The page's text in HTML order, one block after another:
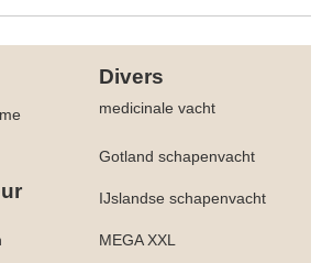
Divers
medicinale vacht
Gotland schapenvacht
IJslandse schapenvacht
MEGA XXL